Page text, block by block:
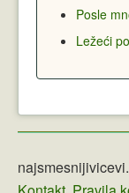
Posle
Ležeći